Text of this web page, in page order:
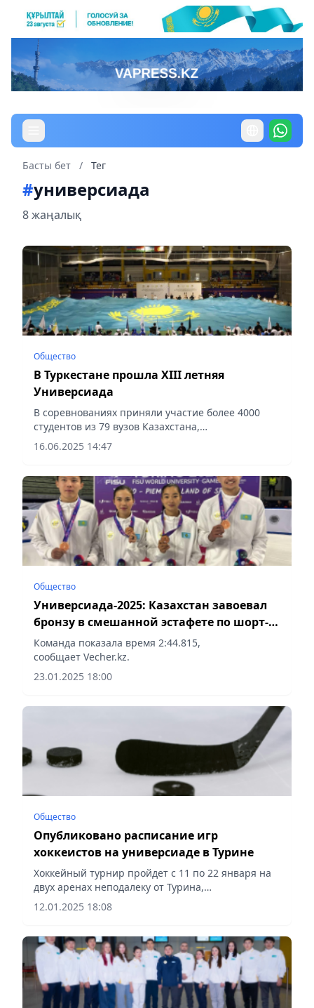
Басты бет / Тег
#универсиада
8 жаңалық
Общество
В Туркестане прошла XIII летняя
Универсиада
В соревнованиях приняли участие более 4000
студентов из 79 вузов Казахстана,
сообщает Vecher.kz.
16.06.2025 14:47
Общество
Универсиада-2025: Казахстан завоевал
бронзу в смешанной эстафете по шорт-
треку
Команда показала время 2:44.815,
сообщает Vecher.kz.
23.01.2025 18:00
Общество
Опубликовано расписание игр
хоккеистов на универсиаде в Турине
Хоккейный турнир пройдет с 11 по 22 января на
двух аренах неподалеку от Турина,
сообщает Vecher.kz.
12.01.2025 18:08